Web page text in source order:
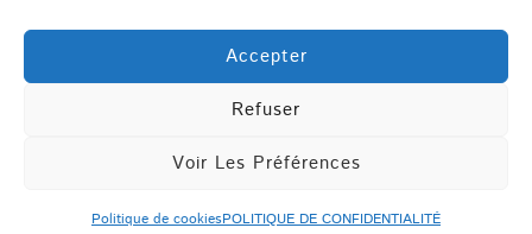
Accepter
Refuser
Voir Les Préférences
Politique de cookiesPOLITIQUE DE CONFIDENTIALITÉ
pour :
Copyright © 2026 TEMAPLAST